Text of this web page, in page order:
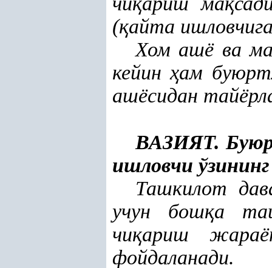
(қайта
Хом ашё ва
кейинҳам
ашёсидан
ВАЗИЯТ.
ишловчи
Ташкилот
учун бошқа
чиқариш
фойдаланади.